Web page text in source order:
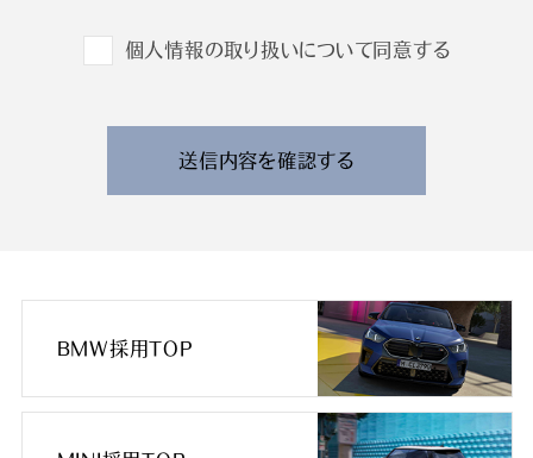
外国籍の方からは、日本国での就労可否の確認に利
また、特定の業務に従事することが可能であるかを
判断する目的で、健康診断書や障害者手帳等の提出
3. 個人情報の保管・管理について
収集した皆様の個人情報は、当社の責任のもとで不
適切な取り扱いが行われないよう厳重に管理いたし
ます。
また、当社の採用活動の終了に伴い、当社の責任の
個人情報の取り扱いについて同意する
送信内容を確認する
BMW採用TOP